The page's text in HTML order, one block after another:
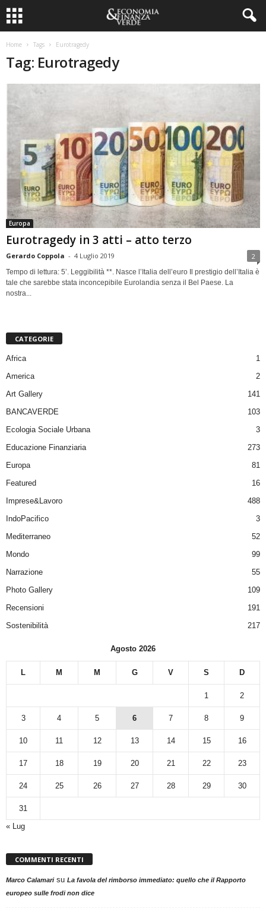
Home Tags Eurotragedy
Tag: Eurotragedy
Europa
Eurotragedy in 3 atti – atto terzo
Gerardo Coppola - 4 Luglio 2019 2
Tempo di lettura: 5’. Leggibilità **. Nasce l’Italia dell’euro Il prestigio dell’Italia è
tale che sarebbe stata inconcepibile Eurolandia senza il Bel Paese. La
nostra...
CATEGORIE
Africa
1
America
2
Art Gallery
141
BANCAVERDE
103
Ecologia Sociale Urbana
3
Educazione Finanziaria
273
Europa
81
Featured
16
Imprese&Lavoro
488
IndoPacifico
3
Mediterraneo
52
Mondo
99
Narrazione
55
Photo Gallery
109
Recensioni
191
Sostenibilità
217
Agosto 2026
L M M G V S D
1 2
3 4 5 6 7 8 9
10 11 12 13 14 15 16
17 18 19 20 21 22 23
24 25 26 27 28 29 30
31
« Lug
COMMENTI RECENTI
Marco Calamarisu La favola del rimborso immediato: quello che il Rapporto
europeo sulle frodi non dice